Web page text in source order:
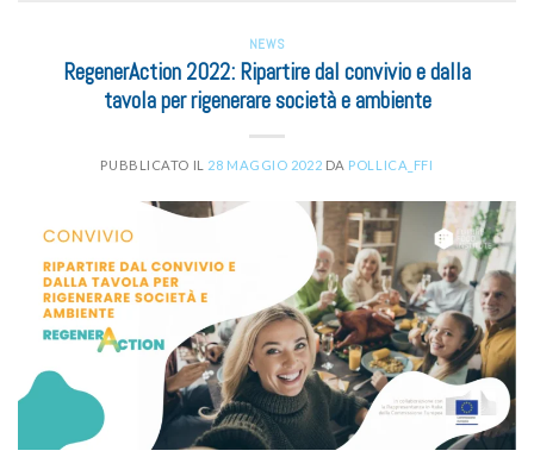
NEWS
RegenerAction 2022: Ripartire dal convivio e dalla
tavola per rigenerare società e ambiente
PUBBLICATO IL 28 MAGGIO 2022 DA POLLICA_FFI